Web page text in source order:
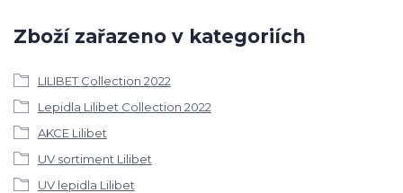
Zboží zařazeno v kategoriích
LILIBET Collection 2022
Lepidla Lilibet Collection 2022
AKCE Lilibet
UV sortiment Lilibet
UV lepidla Lilibet